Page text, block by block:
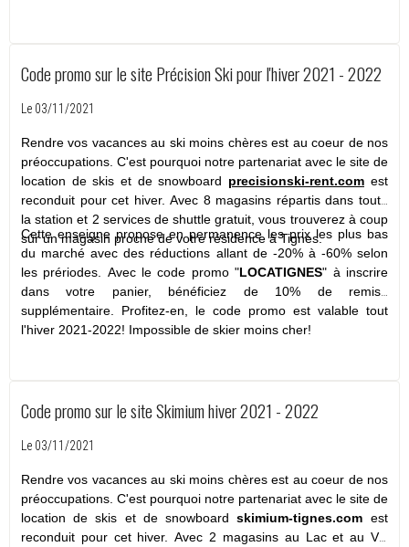
Code promo sur le site Précision Ski pour l'hiver 2021 - 2022
Le 03/11/2021
Rendre vos vacances au ski moins chères est au coeur de nos
préoccupations. C'est pourquoi notre partenariat avec le site de
location de skis et de snowboard precisionski-rent.com est
reconduit pour cet hiver. Avec 8 magasins répartis dans toute
la station et 2 services de shuttle gratuit, vous trouverez à coup
sûr un magasin proche de votre résidence à Tignes.
Cette enseigne propose en permanence les prix les plus bas
du marché avec des réductions allant de -20% à -60% selon
les prériodes. Avec le code promo "LOCATIGNES" à inscrire
dans votre panier, bénéficiez de 10% de remise
supplémentaire. Profitez-en, le code promo est valable tout
l'hiver 2021-2022! Impossible de skier moins cher!
Code promo sur le site Skimium hiver 2021 - 2022
Le 03/11/2021
Rendre vos vacances au ski moins chères est au coeur de nos
préoccupations. C'est pourquoi notre partenariat avec le site de
location de skis et de snowboard skimium-tignes.com est
reconduit pour cet hiver. Avec 2 magasins au Lac et au Val